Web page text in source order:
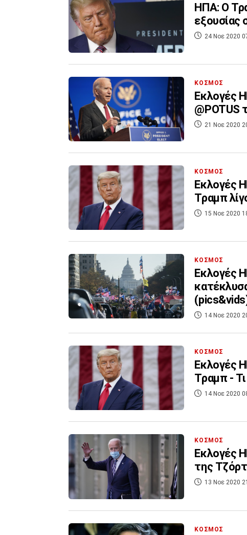
ΗΠΑ: Ο
εξουσίας
24 Νοε 2020
ΚΟΣΜΟΣ
Εκλογές
@POTUS
21 Νοε 2020
ΚΟΣΜΟΣ
Εκλογές
Τραμπ
15 Νοε 2020
ΚΟΣΜΟΣ
Εκλογές
14 Νοε 2020
ΚΟΣΜΟΣ
Εκλογές
Τραμπ -
14 Νοε 2020
ΚΟΣΜΟΣ
Εκλογές
της
13 Νοε 2020
ΚΟΣΜΟΣ